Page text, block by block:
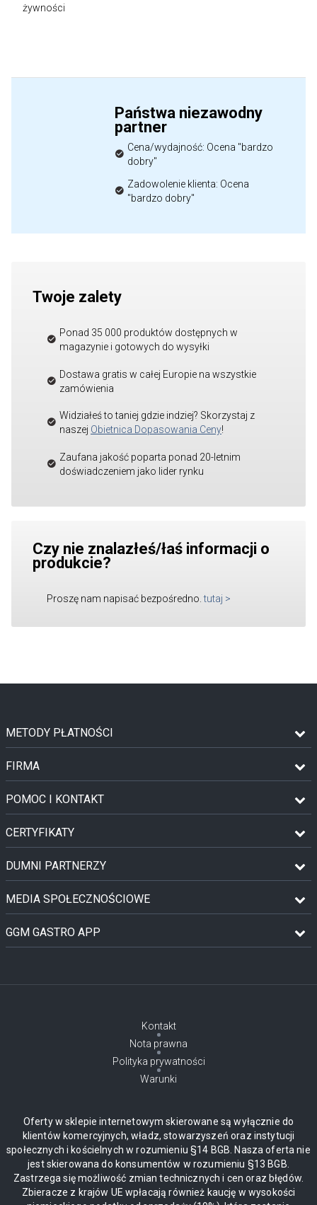
żywności
Państwa niezawodny
partner
Cena/wydajność: Ocena "bardzo
dobry"
Zadowolenie klienta: Ocena
"bardzo dobry"
Twoje zalety
Ponad 35 000 produktów dostępnych w
magazynie i gotowych do wysyłki
Dostawa gratis w całej Europie na wszystkie
zamówienia
Widziałeś to taniej gdzie indziej? Skorzystaj z
naszej Obietnica Dopasowania Ceny!
Zaufana jakość poparta ponad 20-letnim
doświadczeniem jako lider rynku
Czy nie znalazłeś/łaś informacji o
produkcie?
Proszę nam napisać bezpośredno. tutaj >
METODY PŁATNOŚCI
FIRMA
POMOC I KONTAKT
CERTYFIKATY
DUMNI PARTNERZY
MEDIA SPOŁECZNOŚCIOWE
GGM GASTRO APP
Kontakt
Nota prawna
Polityka prywatności
Warunki
Oferty w sklepie internetowym skierowane są wyłącznie do
klientów komercyjnych, władz, stowarzyszeń oraz instytucji
społecznych i kościelnych w rozumieniu §14 BGB. Nasza oferta nie
jest skierowana do konsumentów w rozumieniu §13 BGB.
Zastrzega się możliwość zmian technicznych i cen oraz błędów.
Zbieracze z krajów UE wpłacają również kaucję w wysokości